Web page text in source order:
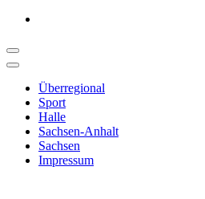
Überregional
Sport
Halle
Sachsen-Anhalt
Sachsen
Impressum